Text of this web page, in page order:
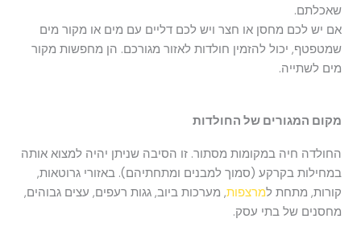
שאכלתם.
אם יש לכם מחסן או חצר ויש לכם דליים עם מים או מקור מים
שמטפטף, יכול להזמין חולדות לאזור מגורכם. הן מחפשות מקור
מים לשתייה.
מקום המגורים של החולדות
החולדה חיה במקומות מסתור. זו הסיבה שניתן יהיה למצוא אותה
במחילות בקרקע (סמוך למבנים ומתחתיהם). באזורי גרוטאות,
קורות, מתחת למרצפות, מערכות ביוב, גגות רעפים, עצים גבוהים,
מחסנים של בתי עסק.